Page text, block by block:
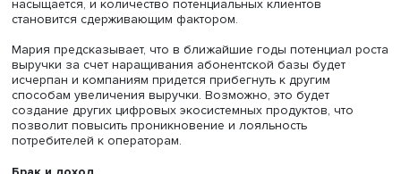
В России действует услуга MNP (переносимость
номеров. —Ред.). Благодаря ей покупатель может
перейти от одного оператора к другому с сохранением
номера неограниченное число раз. Из-за этого
имеют нулевые издержки переключения между
В связи с низкой дифференцированностью услуг они
выбирать оператора, основываясь только на стоимости
тарифа. Поэтому фирмы недополучают выручку,
удержать абонентскую базу.